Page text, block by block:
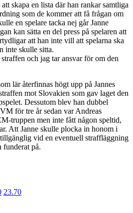
skapa en lista där han rankar samtliga
som de kommer att få frågan om
en spelare tacka nej går Janne
kan sätta en del press på spelaren att
att han inte vill att spelarna ska
inte skulle sitta.
och jag tar ansvar för om den
lär återfinnas högt upp på Jannes
mot Slovakien som gav laget den
Dessutom blev han dubbel
för tre år sedan var Andreas
truppen men inte fått någon speltid,
Att Janne skulle plocka in honom i
vid en eventuell straffläggning
funderat på.
23.70